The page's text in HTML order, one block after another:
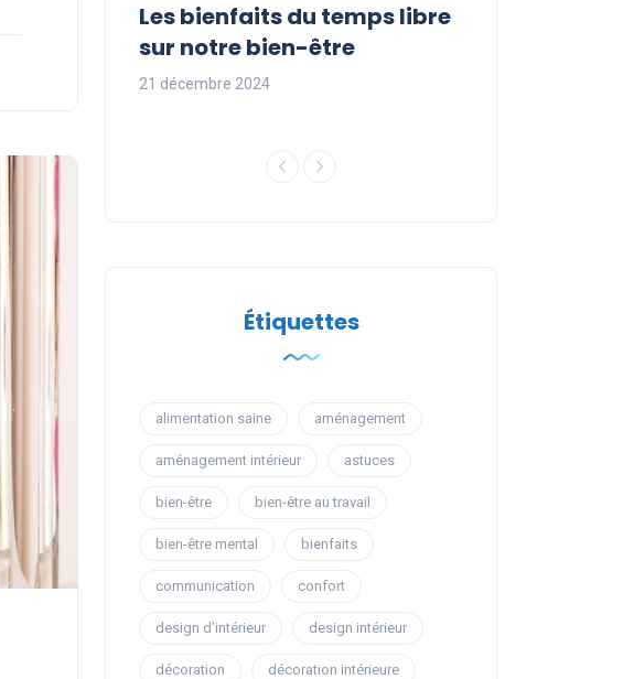
Les bienfaits du temps libre
sur notre bien-être
21 décembre 2024
Étiquettes
alimentation saine aménagement
aménagement intérieur astuces
bien-être bien-être au travail
bien-être mental bienfaits
communication confort
design d'intérieur design intérieur
décoration décoration intérieure